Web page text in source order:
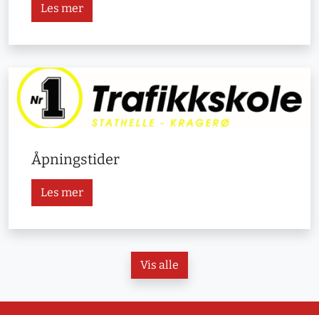
Les mer
Åpningstider
Les mer
Vis alle